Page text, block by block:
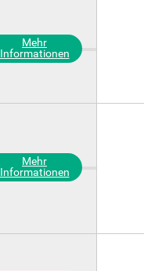
Mehr
Informationen
Mehr
Informationen